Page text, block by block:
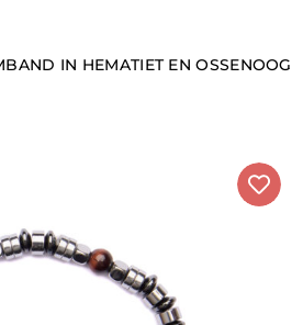
IN HEMATIET EN OSSENOOG